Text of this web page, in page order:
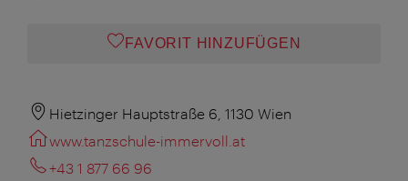
FAVORIT HINZUFÜGEN
Hietzinger Hauptstraße 6, 1130 Wien
www.tanzschule-immervoll.at
+43 1 877 66 96